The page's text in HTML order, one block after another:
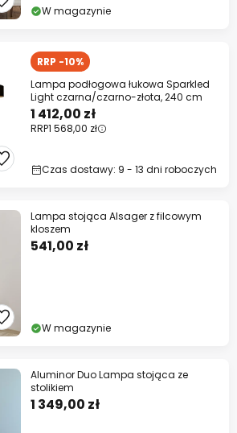
W magazynie
RRP -10%
Lampa podłogowa łukowa Sparkled
Light czarna/czarno-złota, 240 cm
1 412,00 zł
RRP1 568,00 zł
Czas dostawy: 9 - 13 dni roboczych
Lampa stojąca Alsager z filcowym
kloszem
541,00 zł
W magazynie
Aluminor Duo Lampa stojąca ze
stolikiem
1 349,00 zł